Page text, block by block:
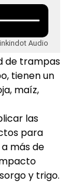
Audio
de trampas
tienen un
maíz,
las
para
más de
y trigo.